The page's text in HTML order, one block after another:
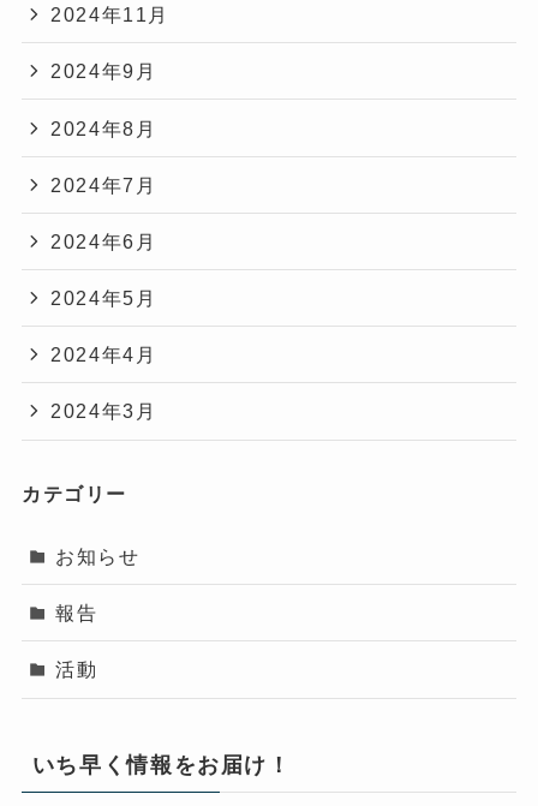
2024年11月
2024年9月
2024年8月
2024年7月
2024年6月
2024年5月
2024年4月
2024年3月
カテゴリー
お知らせ
報告
活動
いち早く情報をお届け！